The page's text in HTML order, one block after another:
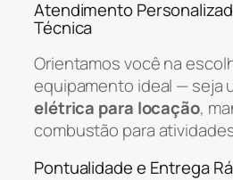
Atendimento
Técnica
Orientamos você na
equipamento ideal — seja
elétrica para locação,
combustão para
Pontualidade e Entrega